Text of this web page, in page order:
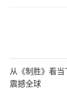
从《制胜》看
震撼全球